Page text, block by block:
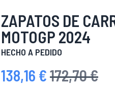
ZAPATOS DE
MOTOGP 2024
HECHO A PEDIDO
Precio especial
138,16 € Precio habitual
172,70 €